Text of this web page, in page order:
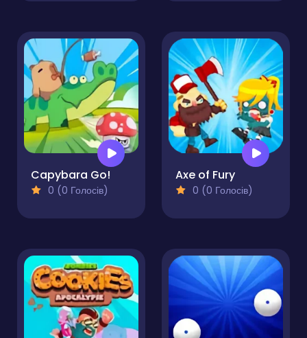
Capybara Go!
0 (0 Голосів)
Axe of Fury
0 (0 Голосів)